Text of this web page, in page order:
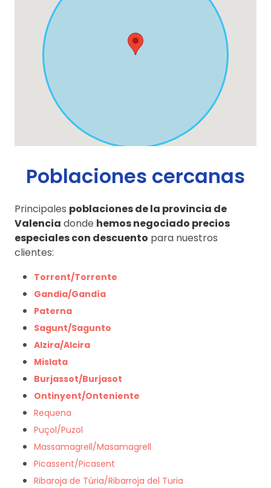
Poblaciones cercanas
Principales poblaciones de la provincia de
Valencia donde hemos negociado precios
especiales con descuento para nuestros
clientes:
Torrent/Torrente
Gandia/Gandía
Paterna
Sagunt/Sagunto
Alzira/Alcira
Mislata
Burjassot/Burjasot
Ontinyent/Onteniente
Requena
Puçol/Puzol
Massamagrell/Masamagrell
Picassent/Picasent
Ribaroja de Túria/Ribarroja del Turia